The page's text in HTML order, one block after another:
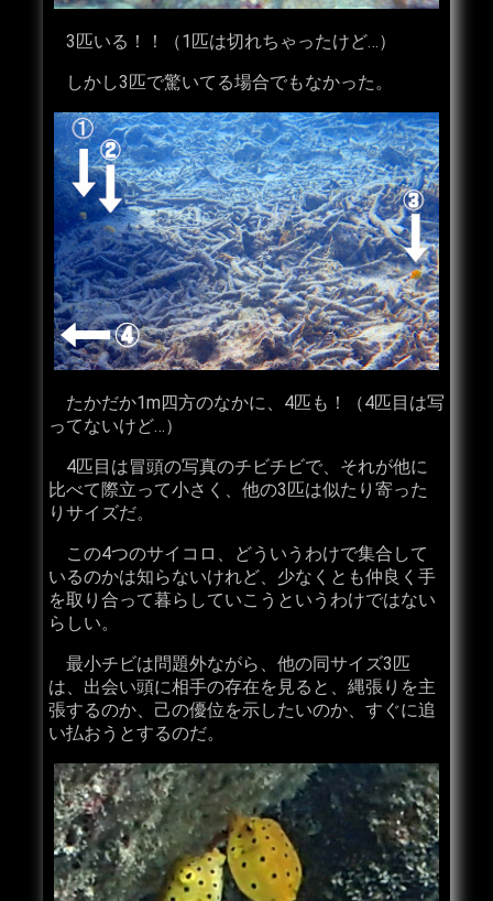
3匹いる！！（1匹は切れちゃったけど…）
しかし3匹で驚いてる場合でもなかった。
たかだか1m四方のなかに、4匹も！（4匹目は写
ってないけど…）
4匹目は冒頭の写真のチビチビで、それが他に
比べて際立って小さく、他の3匹は似たり寄った
りサイズだ。
この4つのサイコロ、どういうわけで集合して
いるのかは知らないけれど、少なくとも仲良く手
を取り合って暮らしていこうというわけではない
らしい。
最小チビは問題外ながら、他の同サイズ3匹
は、出会い頭に相手の存在を見ると、縄張りを主
張するのか、己の優位を示したいのか、すぐに追
い払おうとするのだ。